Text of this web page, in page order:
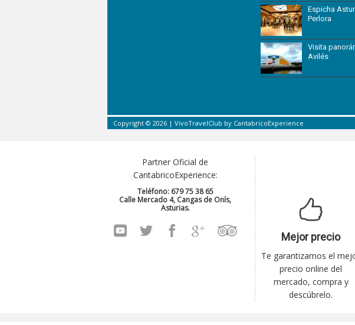
Espicha
Perlora
Visita
Avilés
Copyright © 2026 | VivoTravelClub by CantabricoExperience
Partner Oficial de
CantabricoExperience:
Teléfono: 679 75 38 65
Calle Mercado 4, Cangas de Onís,
Asturias.
Mejor precio
Te garantizamos el
precio online del
mercado, compra y
descúbrelo.